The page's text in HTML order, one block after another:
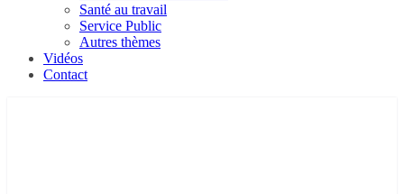
Santé au travail
Service Public
Autres thèmes
Vidéos
Contact